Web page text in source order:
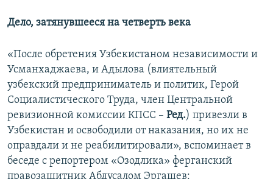
Дело, ​затянувшееся на четверть века
«После обретения Узбекистаном независимости и
Усманхаджаева, и Адылова (влиятельный
узбекский предприниматель и политик, Герой
Социалистического Труда, член Центральной
ревизионной комиссии КПСС – Ред.) привезли в
Узбекистан и освободили от наказания, но их не
оправдали и не реабилитировали», вспоминает в
беседе с репортером «Озодлика» ферганский
правозащитник Абдусалом Эргашев: